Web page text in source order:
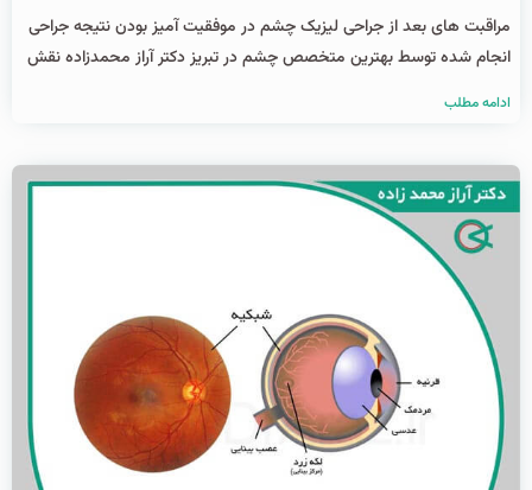
مراقبت های بعد از جراحی لیزیک چشم در موفقیت آمیز بودن نتیجه جراحی
انجام شده توسط بهترین متخصص چشم در تبریز دکتر آراز محمدزاده نقش
ادامه مطلب